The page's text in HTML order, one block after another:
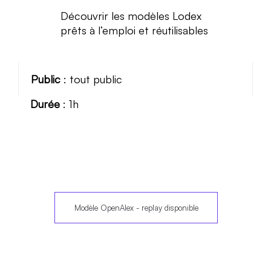
Découvrir les modèles Lodex
prêts à l’emploi et réutilisables
Public : tout public
Durée : 1h
Modèle OpenAlex - replay disponible